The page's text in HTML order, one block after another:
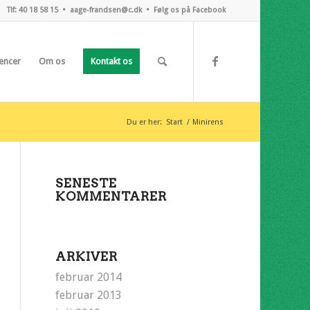
Tlf: 40 18 58 15 • aage-frandsen@c.dk• Følg os på Facebook
Om os Kontakt os
Du er her: Start / Minirens
SENESTE
KOMMENTARER
ARKIVER
februar 2014
februar 2013